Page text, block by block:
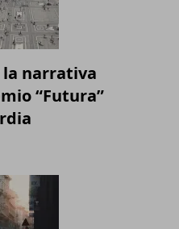
la narrativa
“Futura”